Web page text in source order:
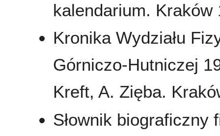
kalendarium. Kraków
Kronika Wydziału
Górniczo-Hutniczej
Kreft, A. Zięba.
Słownik biograficzny